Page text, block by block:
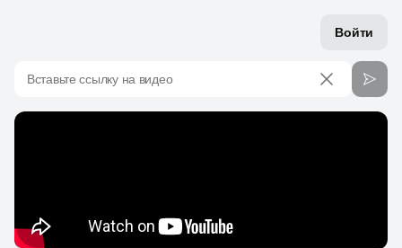
Войти
Вставьте ссылку на видео